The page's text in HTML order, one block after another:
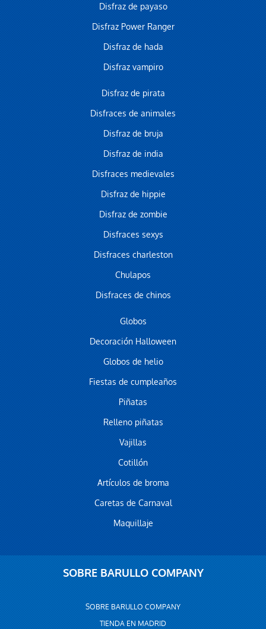
Disfraz de payaso
Disfraz Power Ranger
Disfraz de hada
Disfraz vampiro
Disfraz de pirata
Disfraces de animales
Disfraz de bruja
Disfraz de india
Disfraces medievales
Disfraz de hippie
Disfraz de zombie
Disfraces sexys
Disfraces charleston
Chulapos
Disfraces de chinos
Globos
Decoración Halloween
Globos de helio
Fiestas de cumpleaños
Piñatas
Relleno piñatas
Vajillas
Cotillón
Artículos de broma
Caretas de Carnaval
Maquillaje
SOBRE BARULLO COMPANY
SOBRE BARULLO COMPANY
TIENDA EN MADRID